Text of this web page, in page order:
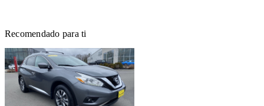
Recomendado para ti